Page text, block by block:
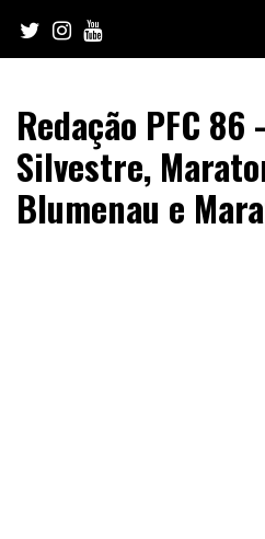
content
Redação PFC 86
Silvestre,
Blumenau e